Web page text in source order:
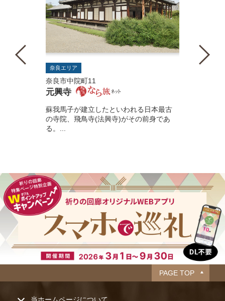
奈良エリア
奈良市中院町11
元興寺
蘇我馬子が建立したといわれる日本最古
の寺院、飛鳥寺(法興寺)がその前身であ
る。...
PAGE TOP
当ホームページについて